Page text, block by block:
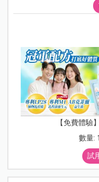
【免費體驗
數量:
試